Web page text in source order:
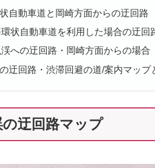
自動車道と岡崎方面からの迂回路
状自動車道を利用した場合の迂回
への迂回路・岡崎方面からの場合
迂回路・渋滞回避の道/案内マッ
迂回路マップ